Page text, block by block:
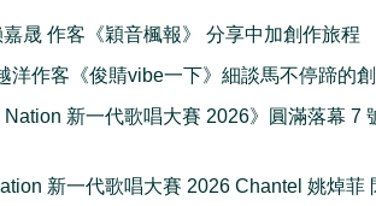
晟 作客《穎音楓報》 分享中加創作旅程
洋作客《俊䝼vibe一下》細談馬不停蹄的
Nation 新一代歌唱大賽 2026》圓滿落幕 7
新一代歌唱大賽 2026 Chantel 姚焯菲